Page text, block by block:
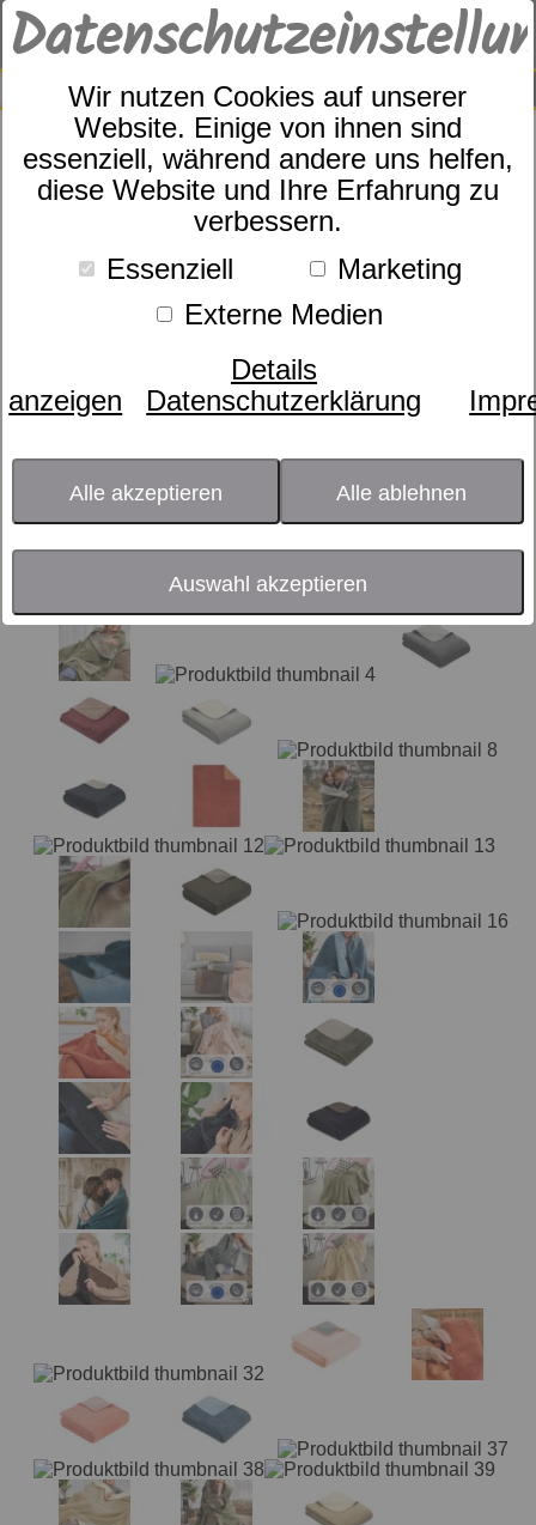
Wir nutzen Cookies auf unserer
Website. Einige von ihnen sind
essenziell, während andere uns helfen,
diese Website und Ihre Erfahrung zu
verbessern.
Essenziell
Marketing
Externe Medien
Details
anzeigen
Datenschutzerklärung
Alle akzeptieren Alle ablehnen
Auswahl akzeptieren
SUCHE
0
IBENA Decke Doubleface